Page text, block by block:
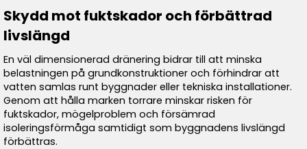
Skydd mot fuktskador och förbättrad
livslängd
En väl dimensionerad dränering bidrar till att minska
belastningen på grundkonstruktioner och förhindrar att
vatten samlas runt byggnader eller tekniska installationer.
Genom att hålla marken torrare minskar risken för
fuktskador, mögelproblem och försämrad
isoleringsförmåga samtidigt som byggnadens livslängd
förbättras.